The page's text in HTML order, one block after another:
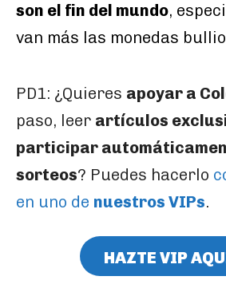
son el fin del mundo,
van más las monedas
PD1: ¿Quieres apoyar a
paso, leer artículos
participar
sorteos? Puedes hacerlo
en uno de nuestros VIPs.
HAZTE VIP